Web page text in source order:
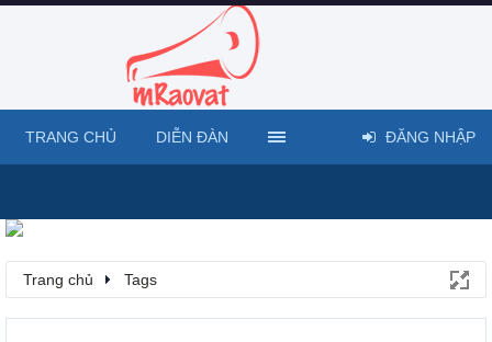
Trang chủ Tags
TRANG CHỦ DIỄN ĐÀN ĐĂNG NHẬP